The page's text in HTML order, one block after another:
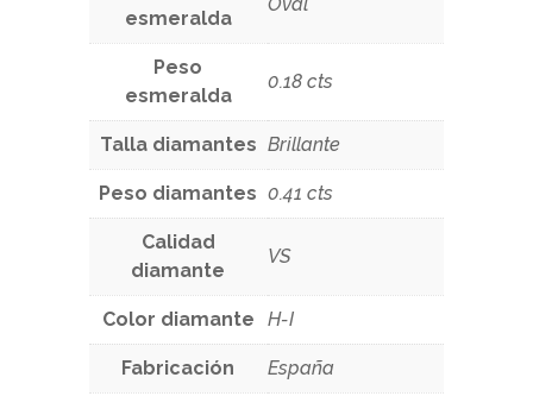
esmeralda
Peso
esmeralda
0.18 cts
Talla diamantes Brillante
Peso diamantes 0.41 cts
Calidad
diamante
VS
Color diamante H-I
Fabricación España